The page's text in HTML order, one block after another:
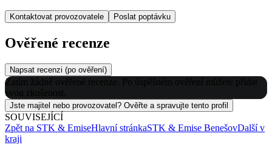
Kontaktovat provozovatele Poslat poptávku
Ověřené recenze
Napsat recenzi (po ověření)
Zatím žádné ověřené recenze. Po úspěšném ověření můžete přidat
svou zkušenost.
Jste majitel nebo provozovatel? Ověřte a spravujte tento profil
SOUVISEJÍCÍ
Zpět na STK & EmiseHlavní stránkaSTK & Emise BenešovDalší v
kraji